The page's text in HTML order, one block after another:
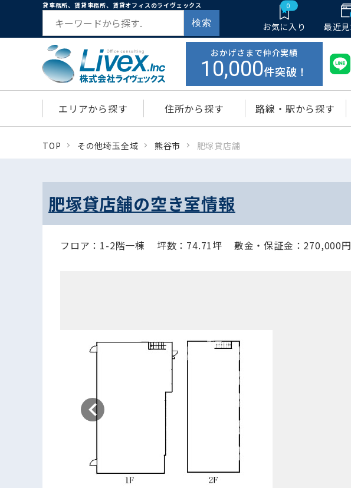
貸事務所、賃貸事務所、賃貸オフィスのライヴェックス
検索
0
お気に入り 最近
おかげさまで仲介実績
10,000件突破！
エリアから探す 住所から探す 路線・駅から探す
TOP その他埼玉全域 熊谷市 肥塚貸店舗
肥塚貸店舗の空き室情報
フロア：1-2階一棟 坪数：74.71坪 敷金・保証金：270,000円